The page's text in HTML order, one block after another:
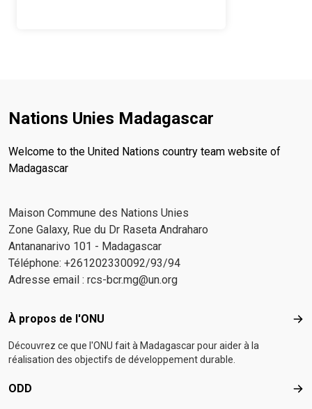
Nations Unies Madagascar
Welcome to the United Nations country team website of
Madagascar
Maison Commune des Nations Unies
Zone Galaxy, Rue du Dr Raseta Andraharo
Antananarivo 101 - Madagascar
Téléphone: +261202330092/93/94
Adresse email : rcs-bcr.mg@un.org
Footer menu
À propos de l'ONU À
Découvrez ce que l'ONU fait à Madagascar pour aider à la
réalisation des objectifs de développement durable.
ODD